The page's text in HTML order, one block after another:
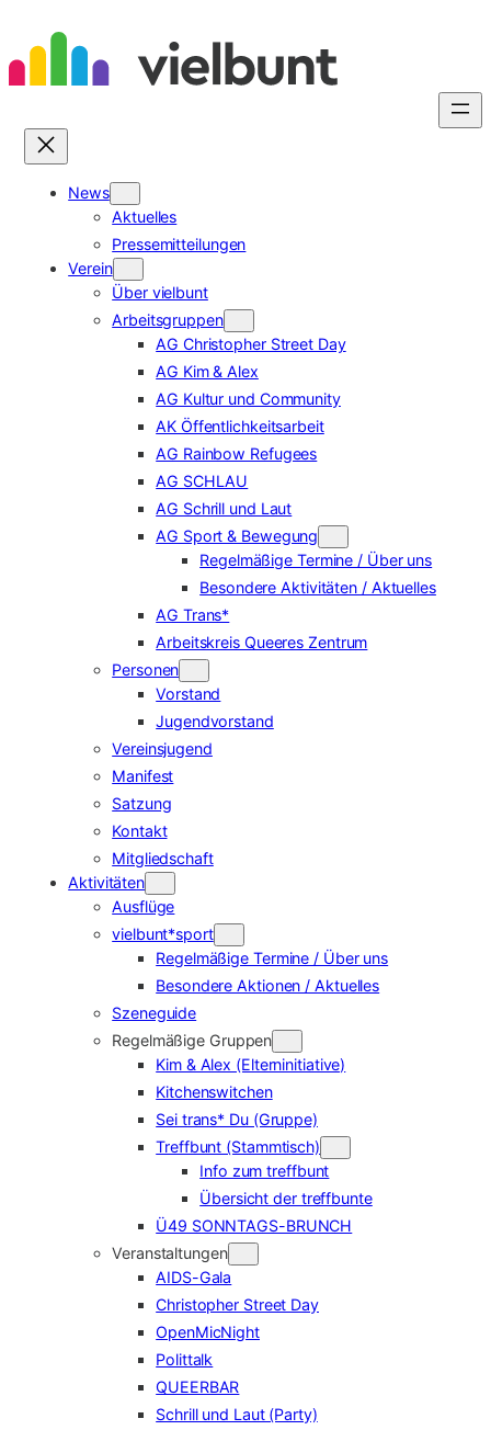
Inhalt
springen
News
Aktuelles
Pressemitteilungen
Verein
Über vielbunt
Arbeitsgruppen
AG Christopher Street Day
AG Kim & Alex
AG Kultur und Community
AK Öffentlichkeitsarbeit
AG Rainbow Refugees
AG SCHLAU
AG Schrill und Laut
AG Sport & Bewegung
Regelmäßige Termine / Über uns
Besondere Aktivitäten / Aktuelles
AG Trans*
Arbeitskreis Queeres Zentrum
Personen
Vorstand
Jugendvorstand
Vereinsjugend
Manifest
Satzung
Kontakt
Mitgliedschaft
Aktivitäten
Ausflüge
vielbunt*sport
Regelmäßige Termine / Über uns
Besondere Aktionen / Aktuelles
Szeneguide
Regelmäßige Gruppen
Kim & Alex (Elterninitiative)
Kitchenswitchen
Sei trans* Du (Gruppe)
Treffbunt (Stammtisch)
Info zum treffbunt
Übersicht der treffbunte
Ü49 SONNTAGS-BRUNCH
Veranstaltungen
AIDS-Gala
Christopher Street Day
OpenMicNight
Polittalk
QUEERBAR
Schrill und Laut (Party)